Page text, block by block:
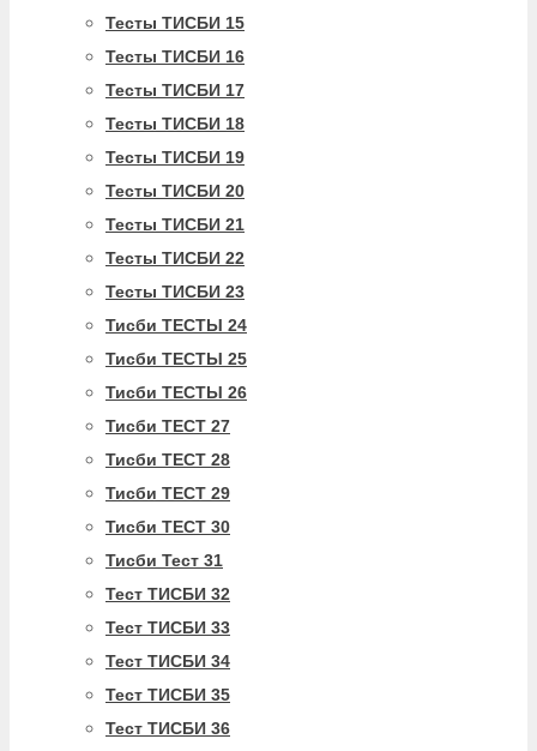
Тесты ТИСБИ 15
Тесты ТИСБИ 16
Тесты ТИСБИ 17
Тесты ТИСБИ 18
Тесты ТИСБИ 19
Тесты ТИСБИ 20
Тесты ТИСБИ 21
Тесты ТИСБИ 22
Тесты ТИСБИ 23
Тисби ТЕСТЫ 24
Тисби ТЕСТЫ 25
Тисби ТЕСТЫ 26
Тисби ТЕСТ 27
Тисби ТЕСТ 28
Тисби ТЕСТ 29
Тисби ТЕСТ 30
Тисби Тест 31
Тест ТИСБИ 32
Тест ТИСБИ 33
Тест ТИСБИ 34
Тест ТИСБИ 35
Тест ТИСБИ 36